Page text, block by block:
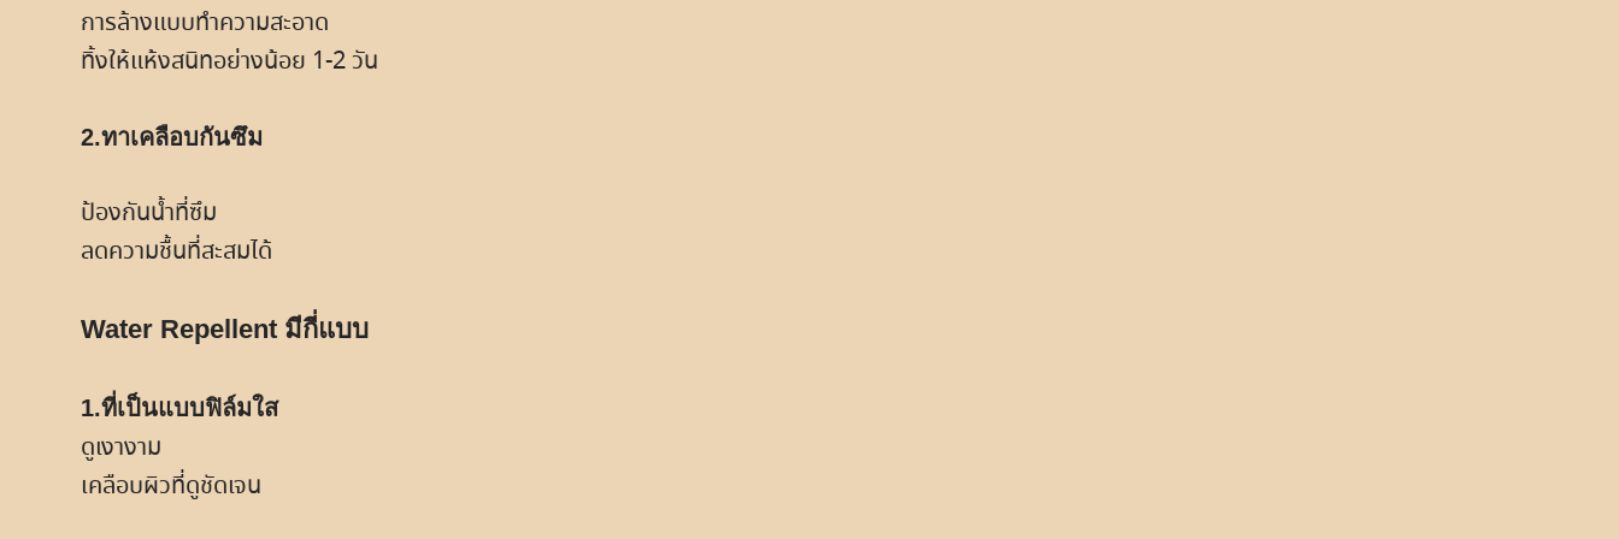
การล้างแบบทำความสะอาด
ทิ้งให้แห้งสนิทอย่างน้อย 1-2 วัน
2.ทาเคลือบกันซึม
ป้องกันน้ำที่ซึม
ลดความชื้นที่สะสมได้
Water Repellent มีกี่แบบ
1.ที่เป็นแบบฟิล์มใส
ดูเงางาม
เคลือบผิวที่ดูชัดเจน